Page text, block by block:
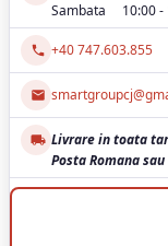
Sambata 10:00 -
+40 747.603.855
Livrare in toata
Posta Romana